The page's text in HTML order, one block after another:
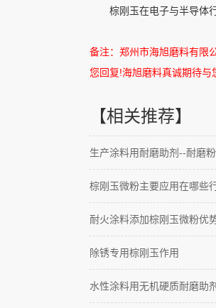
棕刚玉在电子与半导体行
备注：郑州市海旭磨料有限
您回复!海旭磨料真诚期待与
【相关推荐】
生产涂料用耐磨助剂--耐磨粉
棕刚玉微粉主要应用在哪些
耐火涂料添加棕刚玉微粉优
除锈专用棕刚玉作用
水性涂料用无机硬质耐磨助